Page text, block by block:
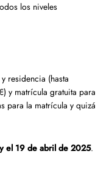
los niveles
residencia (hasta
y matrícula gratuita para
para la matrícula y quizá
el 19 de abril de 2025.